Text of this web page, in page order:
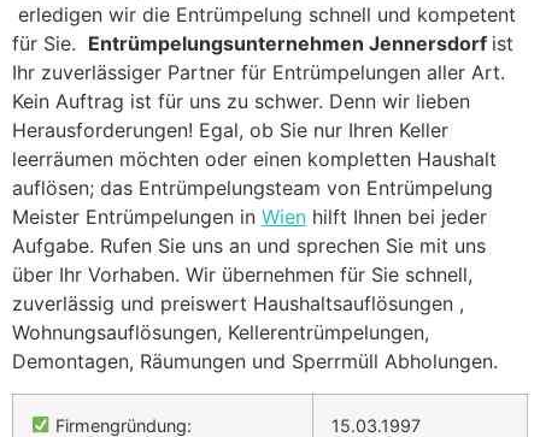
erledigen wir die Entrümpelung schnell und kompetent
für Sie. Entrümpelungsunternehmen Jennersdorf ist
Ihr zuverlässiger Partner für Entrümpelungen aller Art.
Kein Auftrag ist für uns zu schwer. Denn wir lieben
Herausforderungen! Egal, ob Sie nur Ihren Keller
leerräumen möchten oder einen kompletten Haushalt
auflösen; das Entrümpelungsteam von Entrümpelung
Meister Entrümpelungen in Wien hilft Ihnen bei jeder
Aufgabe. Rufen Sie uns an und sprechen Sie mit uns
über Ihr Vorhaben. Wir übernehmen für Sie schnell,
zuverlässig und preiswert Haushaltsauflösungen ,
Wohnungsauflösungen, Kellerentrümpelungen,
Demontagen, Räumungen und Sperrmüll Abholungen.
Firmengründung: 15.03.1997